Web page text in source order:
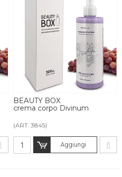
BEAUTY BOX
crema corpo Divinum
(ART. 3845)
Aggiungi